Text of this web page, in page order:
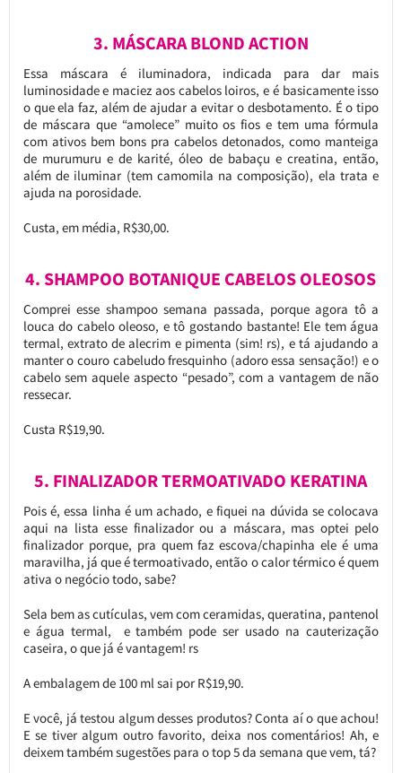
3. MÁSCARA BLOND ACTION
Essa máscara é iluminadora, indicada para dar mais
luminosidade e maciez aos cabelos loiros, e é basicamente isso
o que ela faz, além de ajudar a evitar o desbotamento. É o tipo
de máscara que “amolece” muito os fios e tem uma fórmula
com ativos bem bons pra cabelos detonados, como manteiga
de murumuru e de karité, óleo de babaçu e creatina, então,
além de iluminar (tem camomila na composição), ela trata e
ajuda na porosidade.
Custa, em média, R$30,00.
4. SHAMPOO BOTANIQUE CABELOS OLEOSOS
Comprei esse shampoo semana passada, porque agora tô a
louca do cabelo oleoso, e tô gostando bastante! Ele tem água
termal, extrato de alecrim e pimenta (sim! rs), e tá ajudando a
manter o couro cabeludo fresquinho (adoro essa sensação!) e o
cabelo sem aquele aspecto “pesado”, com a vantagem de não
ressecar.
Custa R$19,90.
5. FINALIZADOR TERMOATIVADO KERATINA
Pois é, essa linha é um achado, e fiquei na dúvida se colocava
aqui na lista esse finalizador ou a máscara, mas optei pelo
finalizador porque, pra quem faz escova/chapinha ele é uma
maravilha, já que é termoativado, então o calor térmico é quem
ativa o negócio todo, sabe?
Sela bem as cutículas, vem com ceramidas, queratina, pantenol
e água termal, e também pode ser usado na cauterização
caseira, o que já é vantagem! rs
A embalagem de 100 ml sai por R$19,90.
E você, já testou algum desses produtos? Conta aí o que achou!
E se tiver algum outro favorito, deixa nos comentários! Ah, e
deixem também sugestões para o top 5 da semana que vem, tá?